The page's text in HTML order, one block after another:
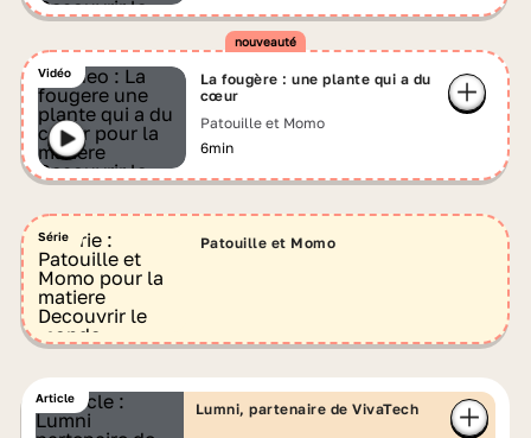
Vidéo
La fougère : une plante qui a du
cœur
Patouille et Momo
6min
Série Patouille et Momo
Article
Lumni, partenaire de VivaTech